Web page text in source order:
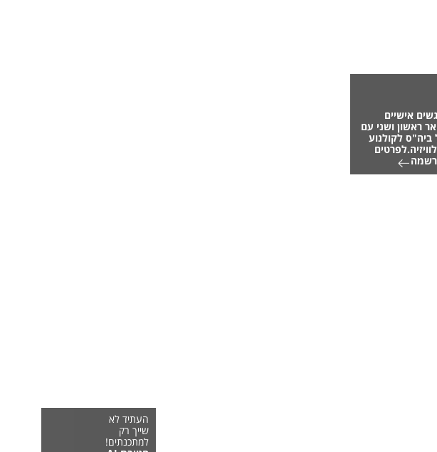
אישיים
ראשון ושני עם
ביה"ס לקולנוע
העתיד לא
שייך רק
למתכנתים!